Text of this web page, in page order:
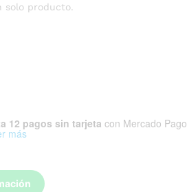
solo producto.
12 pagos sin tarjeta con Mercado Pago.
más